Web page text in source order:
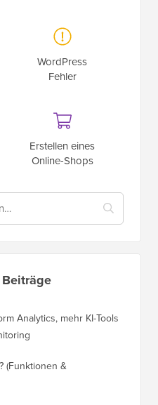
WordPress
Fehler
Erstellen eines
Online-Shops
Beiträge
Analytics, mehr KI-Tools
(Funktionen &